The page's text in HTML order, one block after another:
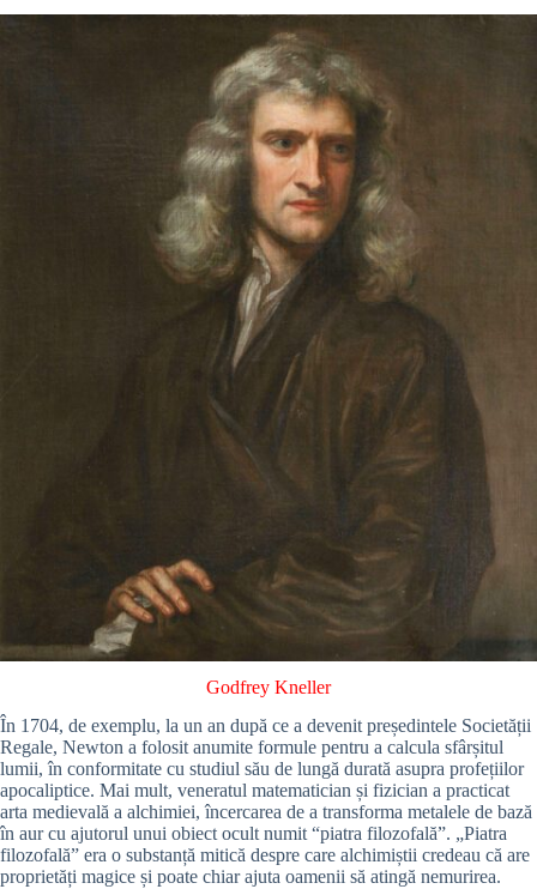
Godfrey Kneller
În 1704, de exemplu, la un an după ce a devenit președintele Societății
Regale, Newton a folosit anumite formule pentru a calcula sfârșitul
lumii, în conformitate cu studiul său de lungă durată asupra profețiilor
apocaliptice. Mai mult, veneratul matematician și fizician a practicat
arta medievală a alchimiei, încercarea de a transforma metalele de bază
în aur cu ajutorul unui obiect ocult numit “piatra filozofală”. „Piatra
filozofală” era o substanță mitică despre care alchimiștii credeau că are
proprietăți magice și poate chiar ajuta oamenii să atingă nemurirea.